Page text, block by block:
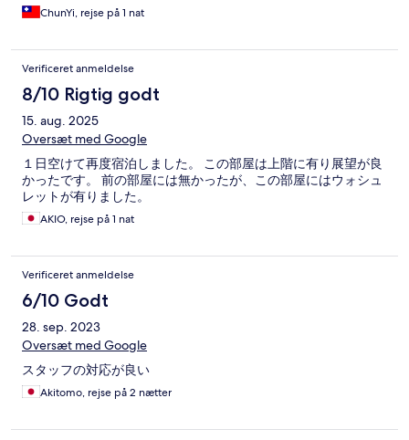
ChunYi, rejse på 1 nat
Verificeret anmeldelse
8/10 Rigtig godt
15. aug. 2025
Oversæt med Google
１日空けて再度宿泊しました。 この部屋は上階に有り展望が良
かったです。 前の部屋には無かったが、この部屋にはウォシュ
レットが有りました。
AKIO, rejse på 1 nat
Verificeret anmeldelse
6/10 Godt
28. sep. 2023
Oversæt med Google
スタッフの対応が良い
Akitomo, rejse på 2 nætter